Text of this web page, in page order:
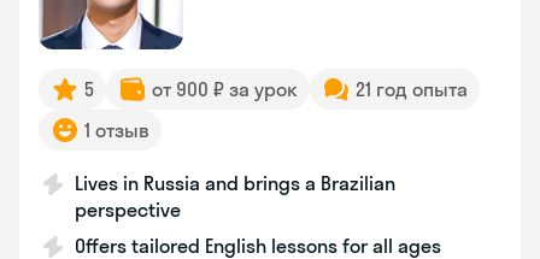
5 от 900 ₽ за урок
21 год опыта
1 отзыв
Lives in Russia and brings a Brazilian
perspective
Offers tailored English lessons for all ages